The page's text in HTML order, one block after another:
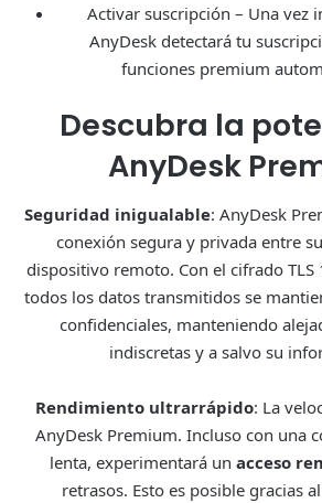
Activar suscripción – Una vez
AnyDesk detectará tu
funciones premium
Descubra la
AnyDesk
Seguridad inigualable: AnyDesk
conexión segura y privada entre
dispositivo remoto. Con el cifrado
todos los datos transmitidos se
confidenciales, manteniendo
indiscretas y a salvo su
Rendimiento ultrarrápido: La
AnyDesk Premium. Incluso con una
lenta, experimentará un acceso
retrasos. Esto es posible gracias